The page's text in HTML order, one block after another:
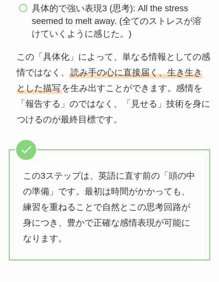
具体的で強い表現3 (思考): All the stress
seemed to melt away. (全てのストレスが溶
けていくように感じた。)
この「具体化」によって、単なる情報としての感
情ではなく、 読み手の心に直接届く、生き生き
とした描写を生み出すことができます。感情を
「報告する」のではなく、「見せる」技術を身に
つけるのが最終目標です。
この3ステップは、英語に直す前の「頭の中
の準備」です。最初は時間がかかっても、
練習を重ねることで自然とこの思考回路が
身につき、豊かで正確な感情表現が可能に
なります。